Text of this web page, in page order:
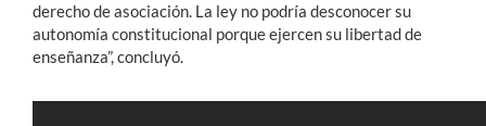
derecho de asociación. La ley no podría desconocer su
autonomía constitucional porque ejercen su libertad de
enseñanza”, concluyó.